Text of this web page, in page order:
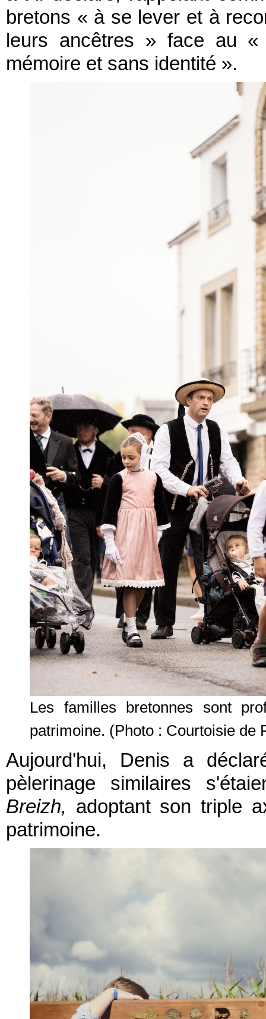
bretons « à se lever et à
leurs ancêtres » face au «
mémoire et sans identité ».
Les familles bretonnes sont
patrimoine. (Photo : Courtoisie de
Aujourd'hui, Denis a
pèlerinage similaires
Breizh, adoptant son triple
patrimoine.